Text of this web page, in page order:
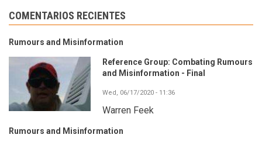
COMENTARIOS RECIENTES
Rumours and Misinformation
Reference Group: Combating Rumours
and Misinformation - Final
Wed, 06/17/2020 - 11:36
Warren Feek
Rumours and Misinformation